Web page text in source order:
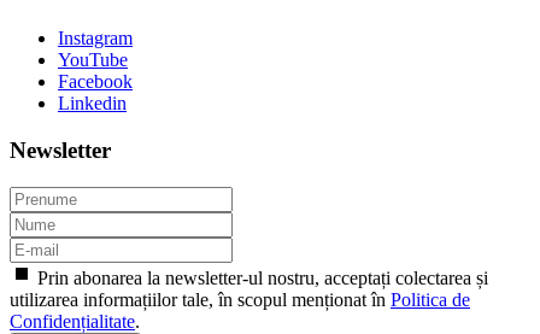
Instagram
YouTube
Facebook
Linkedin
Newsletter
Prin abonarea la newsletter-ul nostru, acceptați colectarea și
utilizarea informațiilor tale, în scopul menționat în Politica de
Confidențialitate.